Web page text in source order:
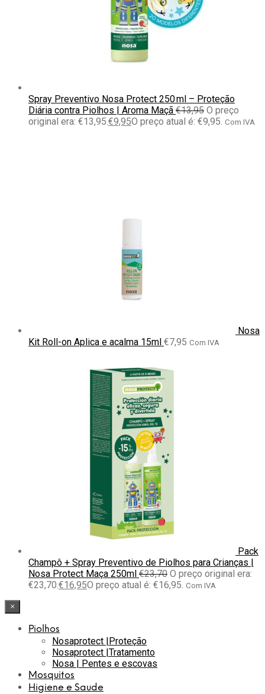
Spray Preventivo Nosa Protect 250 ml – Proteção
Diária contra Piolhos | Aroma Maçã €13,95 O preço
original era: €13,95. €9,95O preço atual é: €9,95. Com IVA
Nosa
Kit Roll-on Aplica e acalma 15ml €7,95 Com IVA
Pack
Champô + Spray Preventivo de Piolhos para Crianças |
Nosa Protect Maça 250ml €23,70 O preço original era:
€23,70. €16,95O preço atual é: €16,95. Com IVA
×
Piolhos
Nosaprotect |Proteção
Nosaprotect |Tratamento
Nosa | Pentes e escovas
Mosquitos
Higiene e Saude